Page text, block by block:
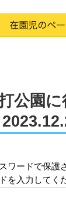
公園
ワードで保護
を入力してく